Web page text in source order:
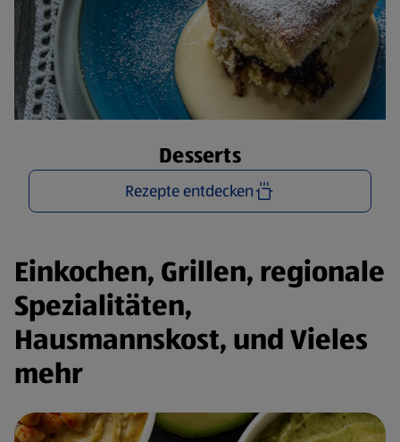
Desserts
Rezepte entdecken
Einkochen, Grillen, regionale
Spezialitäten,
Hausmannskost, und Vieles
mehr